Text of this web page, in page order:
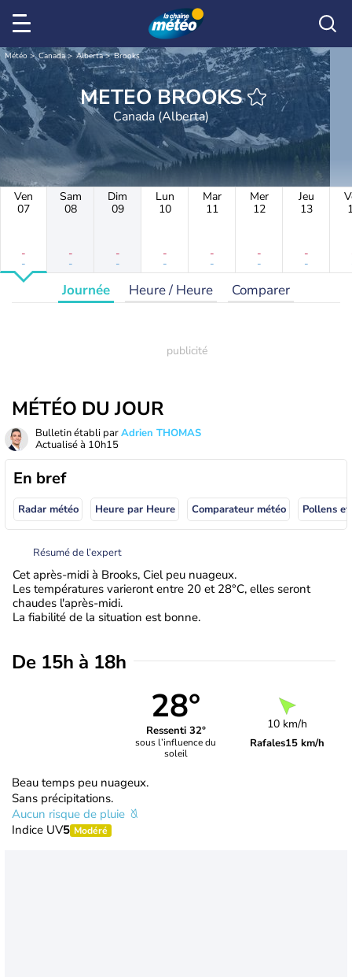
Météo Canada Alberta Brooks
METEO BROOKS
Canada (Alberta)
Ven
07
-
-
Sam
08
-
-
Dim
09
-
-
Lun
10
-
-
Mar
11
-
-
Mer
12
-
-
Jeu
13
-
-
Journée Heure / Heure Comparer
MÉTÉO DU JOUR
Bulletin établi parAdrien THOMAS
Actualisé à 10h15
En bref
Radar météo Heure par Heure Comparateur météo Pollens
Résumé de l’expert
Cet après-midi à Brooks, Ciel peu nuageux.
Les températures varieront entre 20 et 28°C, elles seront
chaudes l'après-midi.
La fiabilité de la situation est bonne.
De 15h à 18h
28°
Ressenti 32°
sous l’influence du
soleil
10 km/h
Rafales15 km/h
Beau temps peu nuageux.
Sans précipitations.
Aucun risque de pluie
Indice UV5 Modéré